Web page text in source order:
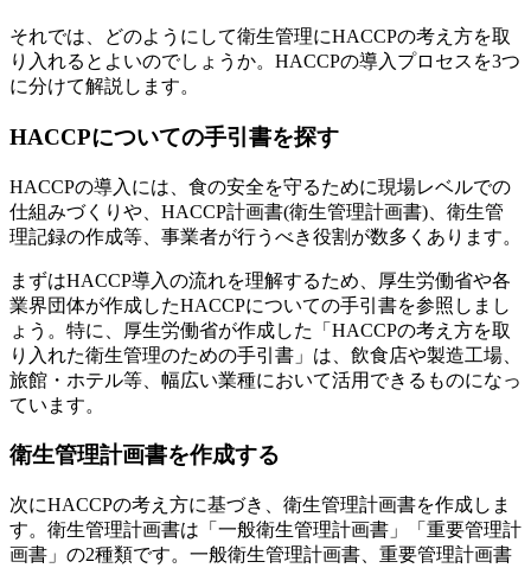
それでは、どのようにして衛生管理にHACCPの考え方を取
り入れるとよいのでしょうか。HACCPの導入プロセスを3つ
に分けて解説します。
HACCPについての手引書を探す
HACCPの導入には、食の安全を守るために現場レベルでの
仕組みづくりや、HACCP計画書(衛生管理計画書)、衛生管
理記録の作成等、事業者が行うべき役割が数多くあります。
まずはHACCP導入の流れを理解するため、厚生労働省や各
業界団体が作成したHACCPについての手引書を参照しまし
ょう。特に、厚生労働省が作成した「HACCPの考え方を取
り入れた衛生管理のための手引書」は、飲食店や製造工場、
旅館・ホテル等、幅広い業種において活用できるものになっ
ています。
衛生管理計画書を作成する
次にHACCPの考え方に基づき、衛生管理計画書を作成しま
す。衛生管理計画書は「一般衛生管理計画書」「重要管理計
画書」の2種類です。一般衛生管理計画書、重要管理計画書